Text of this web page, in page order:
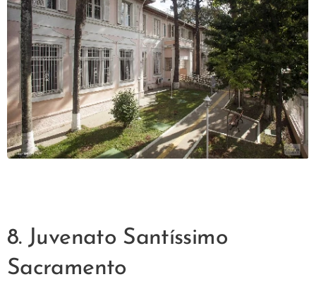
8. Juvenato Santíssimo
Sacramento